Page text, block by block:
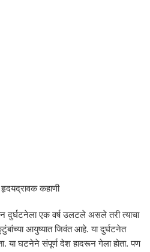
कहाणी
दुर्घटनेला एक वर्ष उलटले असले तरी त्याचा
आयुष्यात जिवंत आहे. या दुर्घटनेत
या घटनेने संपूर्ण देश हादरून गेला होता. पण